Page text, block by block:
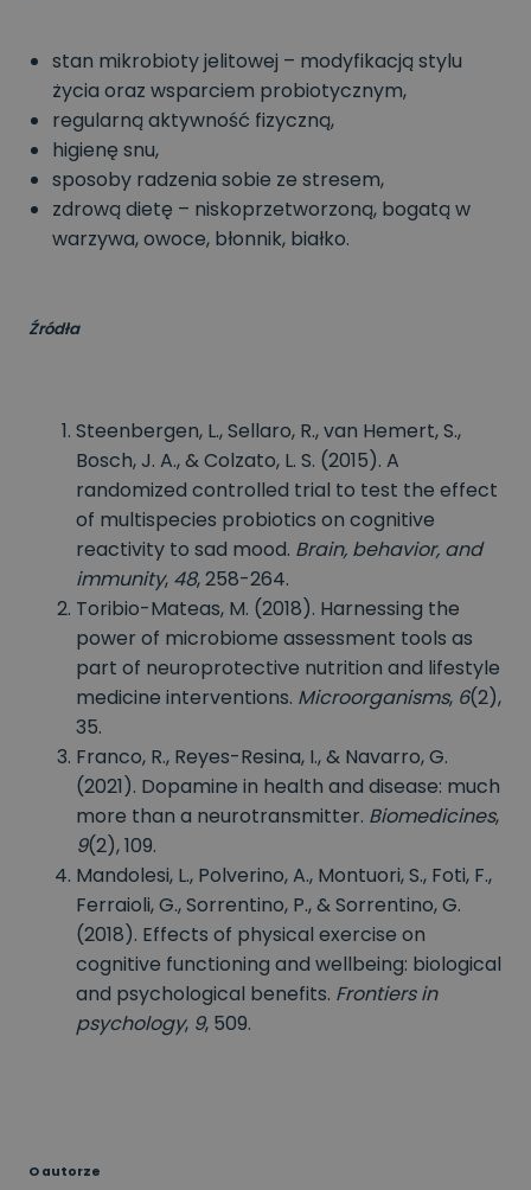
stan mikrobioty jelitowej – modyfikacją stylu
życia oraz wsparciem probiotycznym,
regularną aktywność fizyczną,
higienę snu,
sposoby radzenia sobie ze stresem,
zdrową dietę – niskoprzetworzoną, bogatą w
warzywa, owoce, błonnik, białko.
Źródła
Steenbergen, L., Sellaro, R., van Hemert, S.,
Bosch, J. A., & Colzato, L. S. (2015). A
randomized controlled trial to test the effect
of multispecies probiotics on cognitive
reactivity to sad mood. Brain, behavior, and
immunity, 48, 258-264.
Toribio-Mateas, M. (2018). Harnessing the
power of microbiome assessment tools as
part of neuroprotective nutrition and lifestyle
medicine interventions. Microorganisms, 6(2),
35.
Franco, R., Reyes-Resina, I., & Navarro, G.
(2021). Dopamine in health and disease: much
more than a neurotransmitter. Biomedicines,
9(2), 109.
Mandolesi, L., Polverino, A., Montuori, S., Foti, F.,
Ferraioli, G., Sorrentino, P., & Sorrentino, G.
(2018). Effects of physical exercise on
cognitive functioning and wellbeing: biological
and psychological benefits. Frontiers in
psychology, 9, 509.
O autorze